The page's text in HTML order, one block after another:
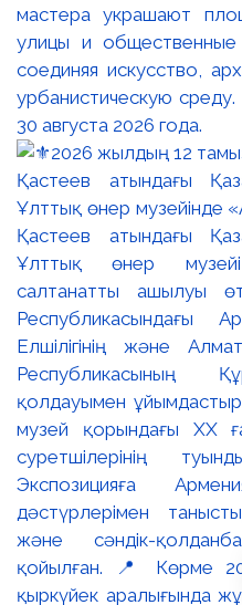
мастера украшают
улицы и общественные
соединяя искусство,
урбанистическую
30 августа 2026 года.